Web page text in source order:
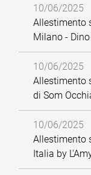
10/06/2025
Allestimento
Milano -
10/06/2025
Allestimento
di Som
10/06/2025
Allestimento
Italia by